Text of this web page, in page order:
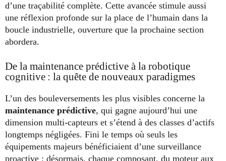
d’une traçabilité complète. Cette avancée stimule aussi
une réflexion profonde sur la place de l’humain dans la
boucle industrielle, ouverture que la prochaine section
abordera.
De la maintenance prédictive à la robotique
cognitive : la quête de nouveaux paradigmes
L’un des bouleversements les plus visibles concerne la
maintenance prédictive, qui gagne aujourd’hui une
dimension multi-capteurs et s’étend à des classes d’actifs
longtemps négligées. Fini le temps où seuls les
équipements majeurs bénéficiaient d’une surveillance
proactive ; désormais, chaque composant, du moteur aux